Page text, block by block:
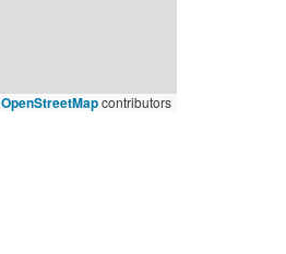
OpenStreetMapcontributors